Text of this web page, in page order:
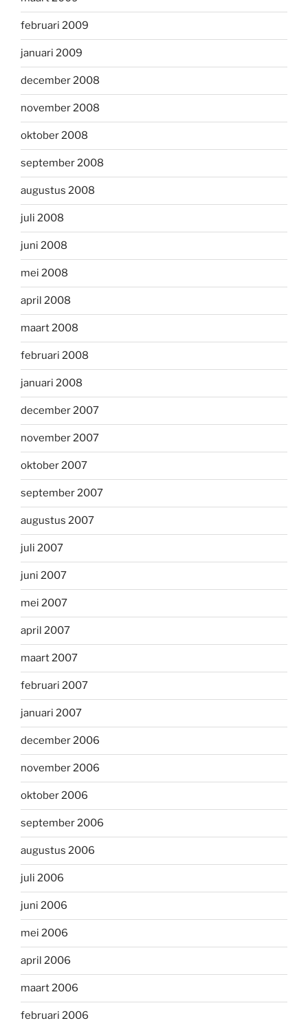
februari 2009
januari 2009
december 2008
november 2008
oktober 2008
september 2008
augustus 2008
juli 2008
juni 2008
mei 2008
april 2008
maart 2008
februari 2008
januari 2008
december 2007
november 2007
oktober 2007
september 2007
augustus 2007
juli 2007
juni 2007
mei 2007
april 2007
maart 2007
februari 2007
januari 2007
december 2006
november 2006
oktober 2006
september 2006
augustus 2006
juli 2006
juni 2006
mei 2006
april 2006
maart 2006
februari 2006